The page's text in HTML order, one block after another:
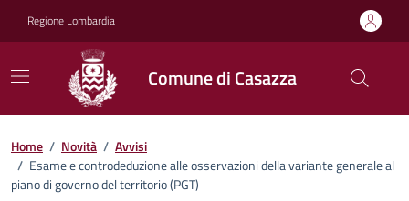
Regione Lombardia
Comune di Casazza
Home / Novità / Avvisi
/ Esame e controdeduzione alle osservazioni della variante generale al
piano di governo del territorio (PGT)